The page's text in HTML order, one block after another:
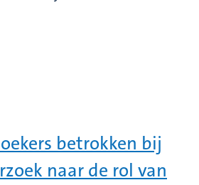
betrokken bij
naar de rol van